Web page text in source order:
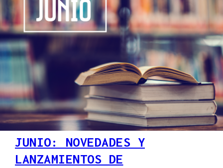
JUNIO: NOVEDADES Y
LANZAMIENTOS DE